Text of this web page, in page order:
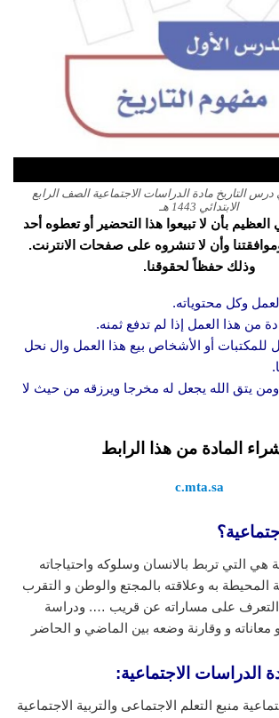
التاريخ مادة الدراسات الاجتماعية الصف الرابع
الابتدائي 1443 هـ
العظيم بأن لا تبيعوا هذا التحضير أو تعطوه أحد
وموافقتنا وأن لا تنشروه على صفحات الانترنت.
وذلك حفظاً لحقوقنا.
وكل محتوياته.
من هذا العمل إذا لم تدفع ثمنه.
للمكتبات أو الأشخاص بيع هذا العمل وال نحل
يتق الله يجعل له مخرجا ويرزقه من حيث لا
المادة من هذا الرابط
c.mta.sa
هي التي تربط بالانسان وسلوكه واحتياجاته
المحيطة به وعلاقته بالمجتع والوطن و التقرب
التعرف على مساراته عن قريب …. ودراسة
و وقارنة وضعه بين الماضي و الحاضر
الدراسات الاجتماعية:
منبع التعلم الاجتماعى والتربية الاجتماعية